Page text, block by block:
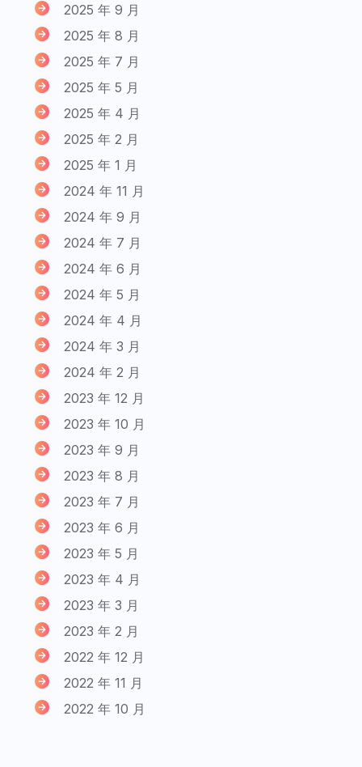
2025 年 9 月
2025 年 8 月
2025 年 7 月
2025 年 5 月
2025 年 4 月
2025 年 2 月
2025 年 1 月
2024 年 11 月
2024 年 9 月
2024 年 7 月
2024 年 6 月
2024 年 5 月
2024 年 4 月
2024 年 3 月
2024 年 2 月
2023 年 12 月
2023 年 10 月
2023 年 9 月
2023 年 8 月
2023 年 7 月
2023 年 6 月
2023 年 5 月
2023 年 4 月
2023 年 3 月
2023 年 2 月
2022 年 12 月
2022 年 11 月
2022 年 10 月